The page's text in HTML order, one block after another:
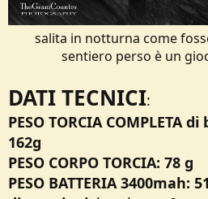
salita in notturna come
sentiero perso è un
DATI TECNICI:
PESO TORCIA COMPLETA
162g
PESO CORPO TORCIA: 78 g
PESO BATTERIA 3400mah: